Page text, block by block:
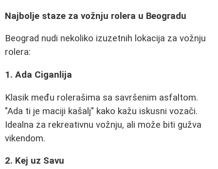
Najbolje staze za vožnju rolera u Beogradu
Beograd nudi nekoliko izuzetnih lokacija za vožnju
rolera:
1. Ada Ciganlija
Klasik među rolerašima sa savršenim asfaltom.
"Ada ti je maciji kašalj" kako kažu iskusni vozači.
Idealna za rekreativnu vožnju, ali može biti gužva
vikendom.
2. Kej uz Savu